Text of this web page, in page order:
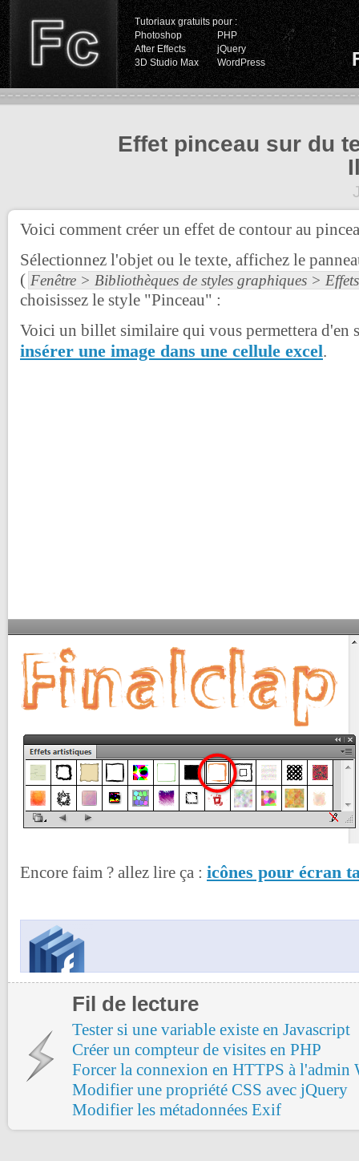
Tutoriaux gratuits pour :
Photoshop
PHP
After Effects
jQuery
3D Studio Max
WordPress
Effet pinceau sur du
Voici comment créer un effet de contour au
Sélectionnez l'objet ou le texte, affichez le
( Fenêtre > Bibliothèques de styles graphiques >
choisissez le style "Pinceau" :
Voici un billet similaire qui vous permettera d'en
insérer une image dans une cellule excel.
Encore faim ? allez lire ça : icônes pour écran
Fil de lecture
Tester si une variable existe en Javascript
Créer un compteur de visites en PHP
Forcer la connexion en HTTPS à l'admin
Modifier une propriété CSS avec jQuery
Modifier les métadonnées Exif